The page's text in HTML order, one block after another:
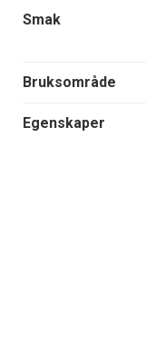
Smak
Bruksområde
Egenskaper